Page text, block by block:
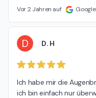
das tolle
Vor 2 Jahren auf Google
D D. H
Ich habe mir die
ich bin einfach nur